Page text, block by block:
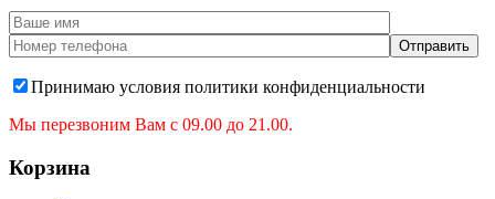
Принимаю условия политики конфиденциальности
Мы перезвоним Вам с 09.00 до 21.00.
Корзина